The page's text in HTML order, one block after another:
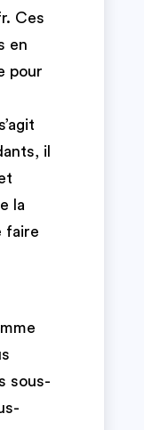
Ces
en
pour
il
la
faire
sous-